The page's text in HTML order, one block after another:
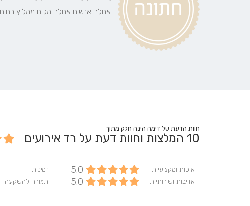
אחלה אנשים אחלה מקום ממליץ בחום
חוות הדעת של דימה הינה חלק מתוך
10 המלצות וחוות דעת על רד אירועים
איכות ומקצועיות 5.0 זמינות
אדיבות ושירותיות 5.0 תמורה להשקעה